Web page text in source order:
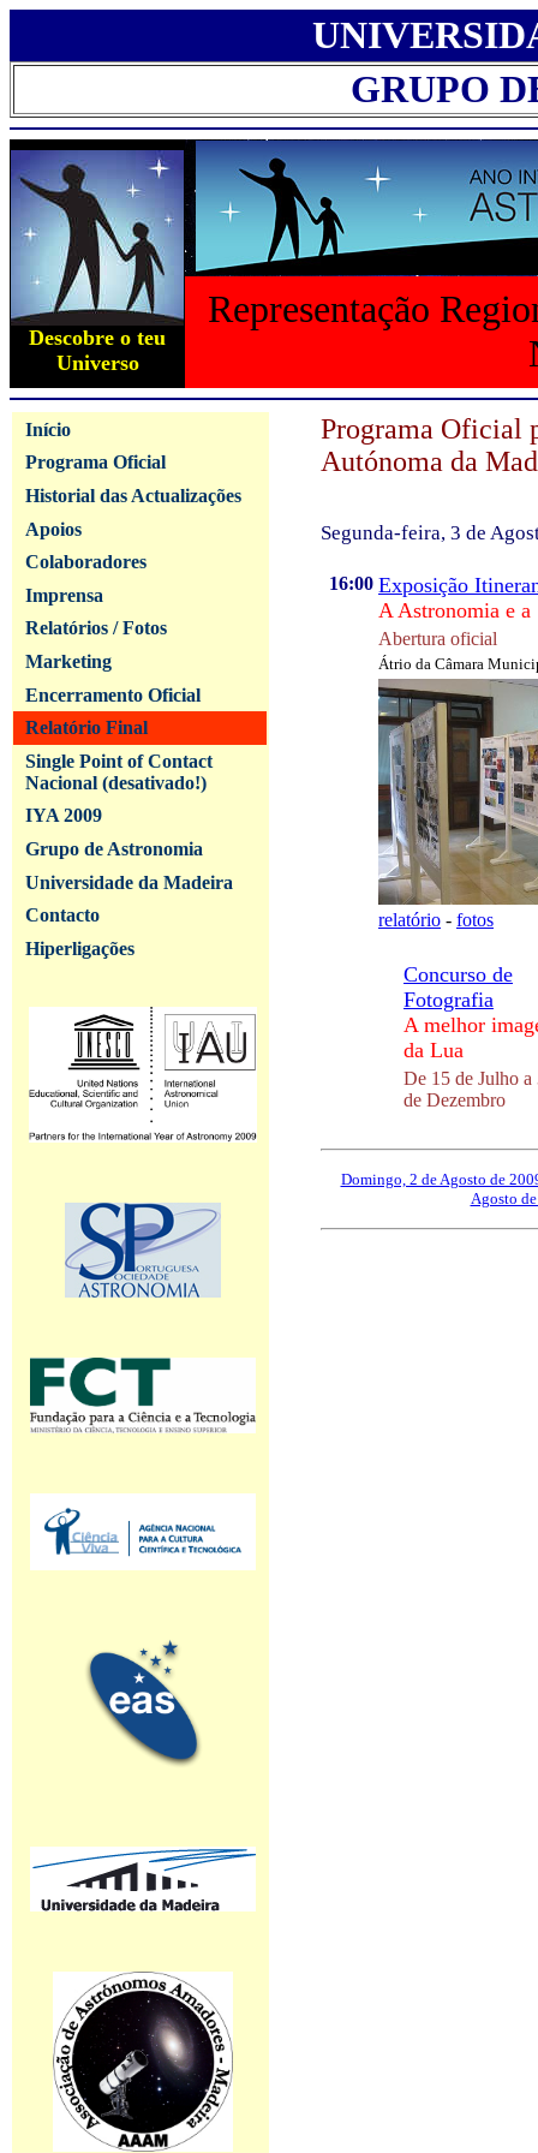
GRUPO
Descobre o teu
Universo
Representação
Início
Programa Oficial
Historial das Actualizações
Apoios
Colaboradores
Imprensa
Relatórios / Fotos
Marketing
Encerramento Oficial
Relatório Final
Single Point of Contact
Nacional (desativado!)
IYA 2009
Grupo de Astronomia
Universidade da Madeira
Contacto
Hiperligações
Programa Oficial
Autónoma da
Segunda-feira, 3 de
16:00 Exposição
A Astronomia e a
Abertura oficial
Átrio da Câmara
relatório - fotos
Concurso de
Fotografia
A melhor
da Lua
De 15 de Julho a
de Dezembro
Domingo, 2 de Agosto de
Agosto